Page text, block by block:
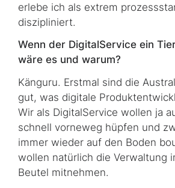
erlebe ich als extrem
diszipliniert.
Wenn der DigitalService ein
wäre es und warum?
Känguru. Erstmal sind die
gut, was digitale
Wir als DigitalService wollen ja
schnell vorneweg hüpfen und
immer wieder auf den Boden
wollen natürlich die Verwaltung
Beutel mitnehmen.